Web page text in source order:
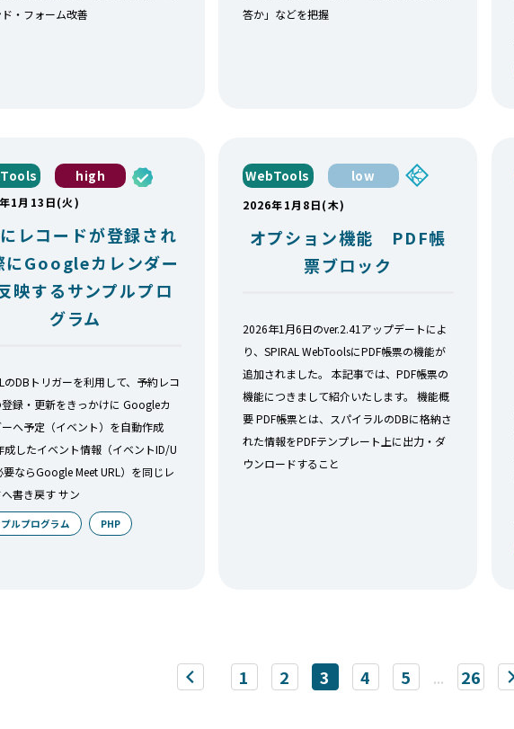
・フォーム改善
答か」などを把握
high
1月13日(火)
レコードが登録され
にGoogleカレンダー
映するサンプルプロ
グラム
のDBトリガーを利用して、予約レコ
録・更新をきっかけに Googleカ
ーへ予定（イベント）を自動作成
成したイベント情報（イベントID/U
要ならGoogle Meet URL）を同じレ
書き戻す サン
ルプログラム PHP
WebTools low
2026年1月8日(木)
オプション機能 PDF帳
票ブロック
2026年1月6日のver.2.41アップデートによ
り、SPIRAL WebToolsにPDF帳票の機能が
追加されました。 本記事では、PDF帳票の
機能につきまして紹介いたします。 機能概
要 PDF帳票とは、スパイラルのDBに格納さ
れた情報をPDFテンプレート上に出力・ダ
ウンロードすること
1 2 3 4 5 ... 26